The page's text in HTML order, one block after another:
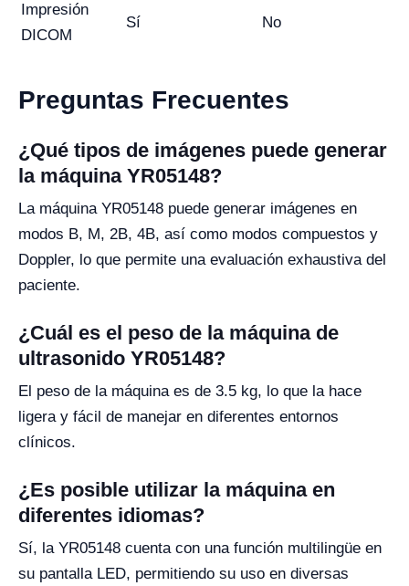
Impresión
DICOM
Sí No
Preguntas Frecuentes
¿Qué tipos de imágenes puede generar
la máquina YR05148?
La máquina YR05148 puede generar imágenes en
modos B, M, 2B, 4B, así como modos compuestos y
Doppler, lo que permite una evaluación exhaustiva del
paciente.
¿Cuál es el peso de la máquina de
ultrasonido YR05148?
El peso de la máquina es de 3.5 kg, lo que la hace
ligera y fácil de manejar en diferentes entornos
clínicos.
¿Es posible utilizar la máquina en
diferentes idiomas?
Sí, la YR05148 cuenta con una función multilingüe en
su pantalla LED, permitiendo su uso en diversas